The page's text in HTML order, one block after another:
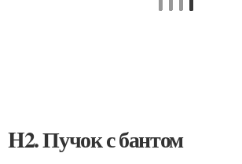
H2. Пучок с бантом